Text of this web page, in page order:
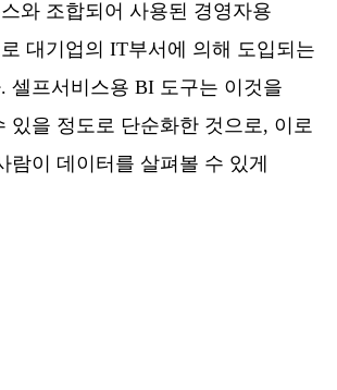
와 조합되어 사용된 경영자용
대기업의 IT부서에 의해 도입되는
셀프서비스용 BI 도구는 이것을
있을 정도로 단순화한 것으로, 이로
람이 데이터를 살펴볼 수 있게